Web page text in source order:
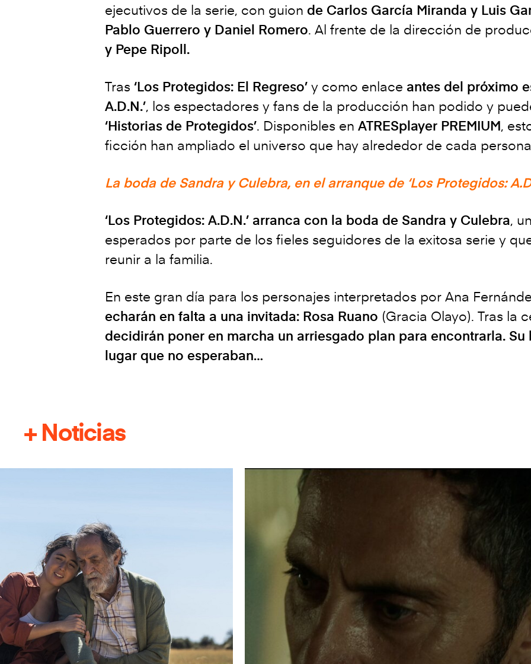
ejecutivos de la serie, con guion de Carlos García Miranda y Luis
Pablo Guerrero y Daniel Romero. Al frente de la dirección de
y Pepe Ripoll.
Tras ‘Los Protegidos: El Regreso’ y como enlace antes del próximo
A.D.N.’, los espectadores y fans de la producción han podido y
‘Historias de Protegidos’. Disponibles en ATRESplayer PREMIUM,
ficción han ampliado el universo que hay alrededor de cada
La boda de Sandra y Culebra, en el arranque de ‘Los Protegidos:
‘Los Protegidos: A.D.N.’ arranca con la boda de Sandra y Culebra,
esperados por parte de los fieles seguidores de la exitosa serie y
reunir a la familia.
En este gran día para los personajes interpretados por Ana
echarán en falta a una invitada: Rosa Ruano (Gracia Olayo). Tras la
decidirán poner en marcha un arriesgado plan para encontrarla. Su
lugar que no esperaban…
+ Noticias